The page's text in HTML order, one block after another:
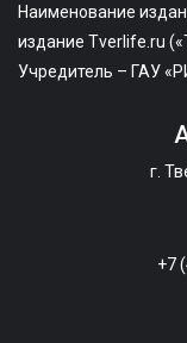
Наименование
издание Tverlife.ru
Учредитель – ГАУ
г.
+7